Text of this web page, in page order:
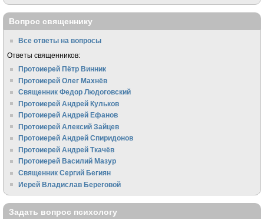
Вопрос священнику
Все ответы на вопросы
Ответы священников:
Протоиерей Пётр Винник
Протоиерей Олег Махнёв
Священник Федор Людоговский
Протоиерей Андрей Кульков
Протоиерей Андрей Ефанов
Протоиерей Алексий Зайцев
Протоиерей Андрей Спиридонов
Протоиерей Андрей Ткачёв
Протоиерей Василий Мазур
Священник Сергий Бегиян
Иерей Владислав Береговой
Задать вопрос психологу